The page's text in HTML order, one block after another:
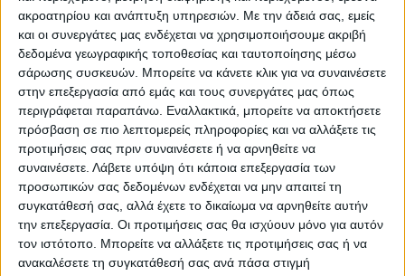
ακροατηρίου και ανάπτυξη υπηρεσιών. Με την άδειά σας, εμείς
και οι συνεργάτες μας ενδέχεται να χρησιμοποιήσουμε ακριβή
δεδομένα γεωγραφικής τοποθεσίας και ταυτοποίησης μέσω
σάρωσης συσκευών. Μπορείτε να κάνετε κλικ για να συναινέσετε
στην επεξεργασία από εμάς και τους συνεργάτες μας όπως
περιγράφεται παραπάνω. Εναλλακτικά, μπορείτε να αποκτήσετε
πρόσβαση σε πιο λεπτομερείς πληροφορίες και να αλλάξετε τις
προτιμήσεις σας πριν συναινέσετε ή να αρνηθείτε να
συναινέσετε. Λάβετε υπόψη ότι κάποια επεξεργασία των
προσωπικών σας δεδομένων ενδέχεται να μην απαιτεί τη
συγκατάθεσή σας, αλλά έχετε το δικαίωμα να αρνηθείτε αυτήν
την επεξεργασία. Οι προτιμήσεις σας θα ισχύουν μόνο για αυτόν
τον ιστότοπο. Μπορείτε να αλλάξετε τις προτιμήσεις σας ή να
ανακαλέσετε τη συγκατάθεσή σας ανά πάσα στιγμή
Η απόφαση αντικαθιστά πλήρως τον πίνακα
παραβάσεων του νόμου και περιλαμβάνει
εκτενή κατάλογο περιπτώσεων, από
πλημμελή τήρηση αρχείων και μη
συμμόρφωση σε συστάσεις τουΕΛΓΟ-
ΔΗΜΗΤΡΑ, μέχρι παραβάσεις στο
ηλεκτρονικό εμπόριο και άρνηση ελέγχων.
Παράλληλα, ρυθμίζεται λεπτομερώς η
διαδικασία απόσυρσης προϊόντων, αλλά και
η είσπραξη των προστίμων, τα οποία